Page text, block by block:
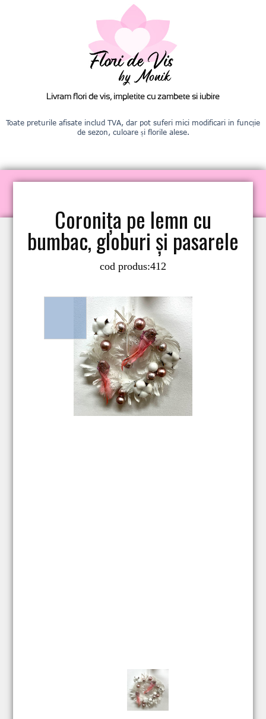
Livram flori de vis, impletite cu zambete si iubire
Toate preturile afisate includ TVA, dar pot suferi mici modificari in funcție
de sezon, culoare și florile alese.
Coronița pe lemn cu
bumbac, globuri și pasarele
cod produs:412